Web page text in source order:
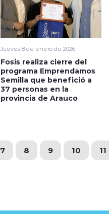
Jueves 8 de enero de 2026
Fosis realiza cierre del
programa Emprendamos
Semilla que benefició a
37 personas en la
provincia de Arauco
7 8 9 10 11